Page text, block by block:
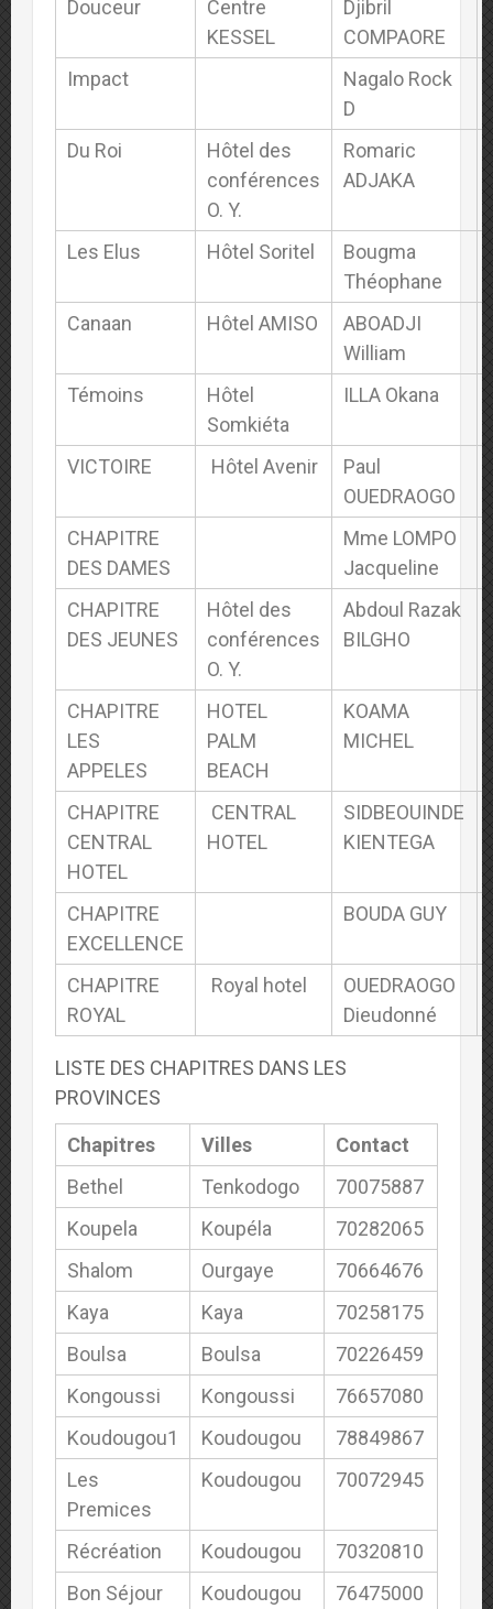
Douceur
Centre
KESSEL
Djibril
COMPAORE
Impact
Nagalo Rock
D
Du Roi
Hôtel des
conférences
O. Y.
Romaric
ADJAKA
Les Elus Hôtel Soritel
Bougma
Théophane
Canaan Hôtel AMISO
ABOADJI
William
Témoins
Hôtel
Somkiéta
ILLA Okana
VICTOIRE Hôtel Avenir
Paul
OUEDRAOGO
CHAPITRE
DES DAMES
Mme LOMPO
Jacqueline
CHAPITRE
DES JEUNES
Hôtel des
conférences
O. Y.
Abdoul Razak
BILGHO
CHAPITRE
LES
APPELES
HOTEL
PALM
BEACH
KOAMA
MICHEL
CHAPITRE
CENTRAL
HOTEL
CENTRAL
HOTEL
SIDBEOUINDE
KIENTEGA
CHAPITRE
EXCELLENCE
BOUDA GUY
CHAPITRE
ROYAL
Royal hotel
OUEDRAOGO
Dieudonné
LISTE DES CHAPITRES DANS LES
PROVINCES
Chapitres Villes
Contact
Bethel
Tenkodogo
70075887
Koupela
Koupéla
70282065
Shalom
Ourgaye
70664676
Kaya
Kaya
70258175
Boulsa
Boulsa
70226459
Kongoussi
Kongoussi
76657080
Koudougou1
Koudougou
78849867
Les
Premices
Koudougou 70072945
Récréation Koudougou
70320810
Bon Séjour
Koudougou
76475000